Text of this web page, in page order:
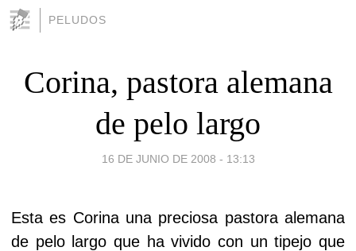
PELUDOS
Corina, pastora alemana
de pelo largo
16 DE JUNIO DE 2008 - 13:13
Esta es Corina una preciosa pastora alemana
de pelo largo que ha vivido con un tipejo que